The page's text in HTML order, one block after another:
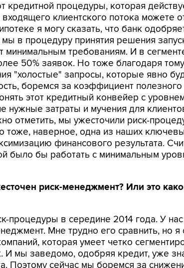
кредитной процедуры, которая
клиентского потока можете
я могу сказать, что банк
в процедуру принятия решения
минимальным требованиям. И в
50% заявок. Но тоже благодаря
"холостые" запросы, которые явно
боремся за коэффициент полезного
этот кредитный конвейер с
нужные затраты и мучения для
отметить, мы ужесточили риск-
тоже, наверное, одна из наших
финансового результата.
было бы работать с минимальным
риск-менеджмент? Или это
процедуры в середине 2014 года. У
Мне трудно его сравнить, но я
которая умеет четко
И мы заведомо, одобряя кредит, уже
Поэтому сейчас мы боремся за